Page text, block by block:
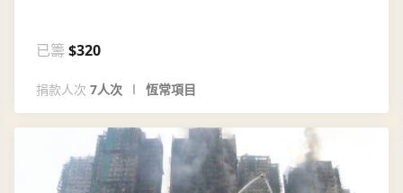
已籌 $320
捐款人次 7人次 恆常項目